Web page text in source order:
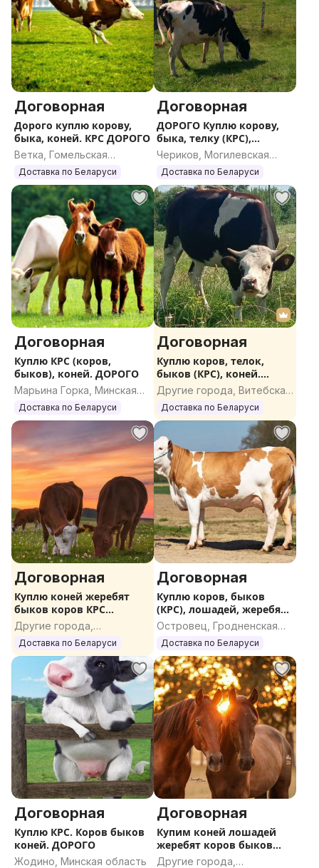
Договорная
Дорого куплю корову,
быка, коней. КРС ДОРОГО
Ветка, Гомельская
область
Доставка по Беларуси
Договорная
ДОРОГО Куплю корову,
быка, телку (КРС),
лошадь, жеребенка
Чериков, Могилевская
область
Доставка по Беларуси
Договорная
Куплю КРС (коров,
быков), коней. ДОРОГО
Марьина Горка, Минская
область
Доставка по Беларуси
Договорная
Куплю коров, телок,
быков (КРС), коней.
ДОРОГО
Другие города, Витебская
область
Доставка по Беларуси
Договорная
Куплю коней жеребят
быков коров КРС
ДОРОГО
Другие города,
Гомельская область
Доставка по Беларуси
Договорная
Куплю коров, быков
(КРС), лошадей, жеребят.
ДОРОГО
Островец, Гродненская
область
Доставка по Беларуси
Договорная
Куплю КРС. Коров быков
коней. ДОРОГО
Жодино, Минская область
Договорная
Купим коней лошадей
жеребят коров быков
КРС ДОРОГО
Другие города,